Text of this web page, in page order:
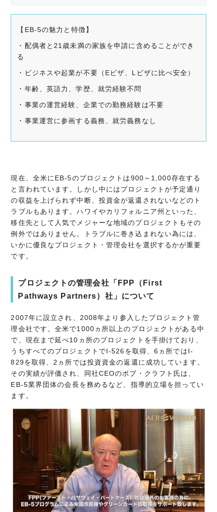
【EB-5の魅力と特徴】
・配偶者と21歳未満の家族を申請に含めることができ
る
・ビジネスや起業が不要（Eビザ、Lビザに比べ安全）
・年齢、英語力、学歴、就労経験不問
・事業の運営経験、企業での勤務経験は不要
・事業運営に参画する義務、就労義務なし
現在、全米にEB-5のプロジェクトは900～1,000存在する
と言われています。しかし中にはプロジェクトが予定通り
の収益を上げられず中断、投資金が返還されないなどのト
ラブルもあります。ハワイやカリフォルニア州といった、
移住先として人気でメジャーな地域のプロジェクトもその
例外ではありません。トラブルに巻き込まれない為には、
いかに優良なプロジェクト・管理会社を選択するかが重要
です。
プロジェクトの管理会社「FPP（First
Pathways Partners）社」について
2007年に設立され、2008年より参入したプロジェクト管
理会社です。全米で1000ヵ所以上のプロジェクトがある中
で、現在まで延べ10ヵ所のプロジェクトを手掛けており、
うちすべてのプロジェクトでI-526を取得、6ヵ所ではI-
829を取得、2ヵ所では投資資金の返還に成功しています。
その実績が評価され、同社CEOのボブ・クラフト氏は、
EB-5業界団体の会長を務めるなど、指導的立場を担ってい
ます。